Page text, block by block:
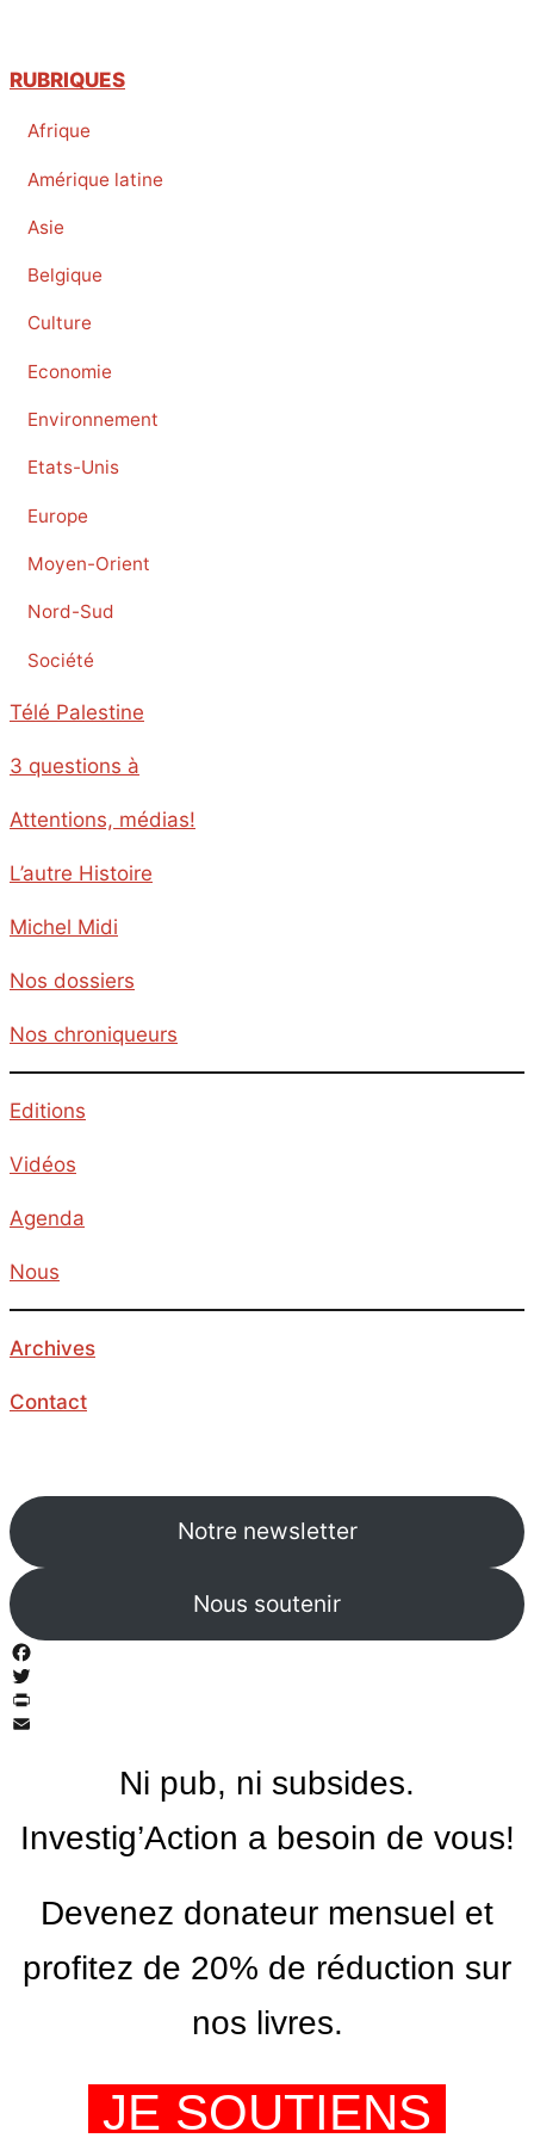
RUBRIQUES
Afrique
Amérique latine
Asie
Belgique
Culture
Economie
Environnement
Etats-Unis
Europe
Moyen-Orient
Nord-Sud
Société
Télé Palestine
3 questions à
Attentions, médias!
L’autre Histoire
Michel Midi
Nos dossiers
Nos chroniqueurs
Editions
Vidéos
Agenda
Nous
Archives
Contact
Notre newsletter
Nous soutenir
Facebook
Twitter
PrintFriendly
Ni pub, ni subsides.
Investig’Action a besoin de vous!
Devenez donateur mensuel et
profitez de 20% de réduction sur
nos livres.
JE SOUTIENS